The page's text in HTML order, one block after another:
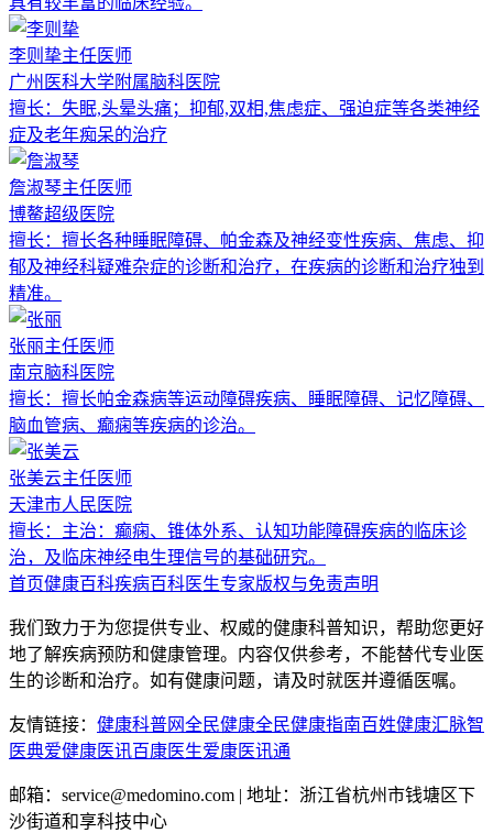
李则挚主任医师
广州医科大学附属脑科医院
擅长： 失眠,头晕头痛；抑郁,双相,焦虑症、强迫症等各类神经
症及老年痴呆的治疗
詹淑琴主任医师
博鳌超级医院
擅长： 擅长各种睡眠障碍、帕金森及神经变性疾病、焦虑、抑
郁及神经科疑难杂症的诊断和治疗，在疾病的诊断和治疗独到
精准。
张丽主任医师
南京脑科医院
擅长： 擅长帕金森病等运动障碍疾病、睡眠障碍、记忆障碍、
脑血管病、癫痫等疾病的诊治。
张美云主任医师
天津市人民医院
擅长： 主治：癫痫、锥体外系、认知功能障碍疾病的临床诊
治，及临床神经电生理信号的基础研究。
首页健康百科疾病百科医生专家版权与免责声明
我们致力于为您提供专业、权威的健康科普知识，帮助您更好
地了解疾病预防和健康管理。内容仅供参考，不能替代专业医
生的诊断和治疗。如有健康问题，请及时就医并遵循医嘱。
友情链接： 健康科普网全民健康全民健康指南百姓健康汇脉智
医典爱健康医讯百康医生爱康医讯通
邮箱：service@medomino.com | 地址：浙江省杭州市钱塘区下
沙街道和享科技中心